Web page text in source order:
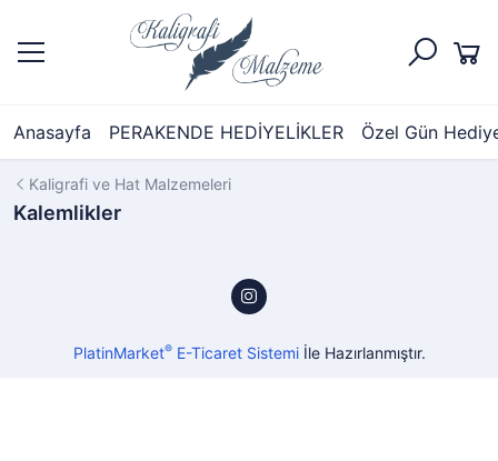
Anasayfa PERAKENDE HEDİYELİKLER Özel Gün
Kaligrafi ve Hat Malzemeleri
Kalemlikler
PlatinMarket®E-Ticaret Sistemiİle Hazırlanmıştır.